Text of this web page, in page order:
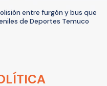
entre furgón y bus que
de Deportes Temuco